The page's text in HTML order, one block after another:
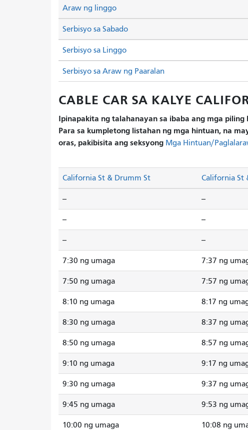
Serbisyo sa Sabado
Serbisyo sa Linggo
Araw ng linggo
Serbisyo sa Araw ng Paaralan
CABLE CAR SA KALYE
Ipinapakita ng talahanayan sa ibaba ang mga
Para sa kumpletong listahan ng mga hintuan, na
oras, pakibisita ang seksyong Mga Hintuan/
California St & Drumm St California St
-- --
-- --
-- --
7:30 ng umaga 7:37 ng
7:50 ng umaga 7:57 ng
8:10 ng umaga 8:17 ng
8:30 ng umaga 8:37 ng
8:50 ng umaga 8:57 ng
9:10 ng umaga 9:17 ng
9:30 ng umaga 9:37 ng
9:45 ng umaga 9:53 ng
10:00 ng umaga 10:08 ng